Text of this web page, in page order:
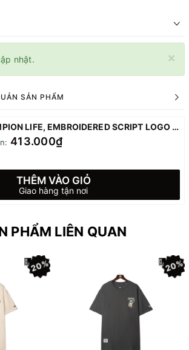
×
nhật.
SẢN PHẨM
CHAMPION LIFE, EMBROIDERED SCRIPT LOGO TIPPED COLLAR POCKET T-SHIRT - AMAZING AQUA
413.000₫
THÊM VÀO GIỎ
Giao hàng tận nơi
PHẨM LIÊN QUAN
20% 20%